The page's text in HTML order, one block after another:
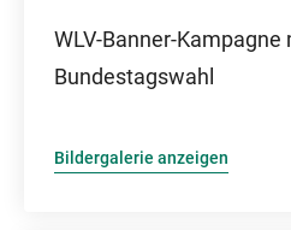
WLV-Banner-
Bundestagswahl
Bildergalerie anzeigen